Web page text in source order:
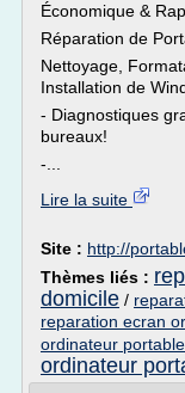
Économique &
Réparation de
Nettoyage,
Installation de
- Diagnostiques
bureaux!
-...
Lire la suite
Site : http://
Thèmes liés :
domicile /
reparation ecran
ordinateur
ordinateur